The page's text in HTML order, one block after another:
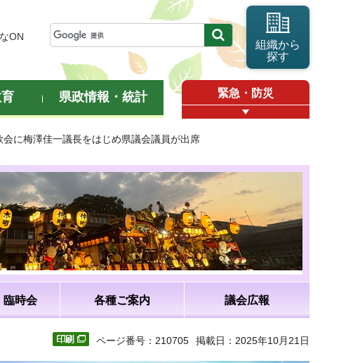
ON
組織から
探す
県政情報・統計 緊急・防災
に梅澤佳一議長をはじめ県議会議員が出席
臨時会 各種ご案内 議会広報
ページ番号：210705 掲載日：2025年10月21日